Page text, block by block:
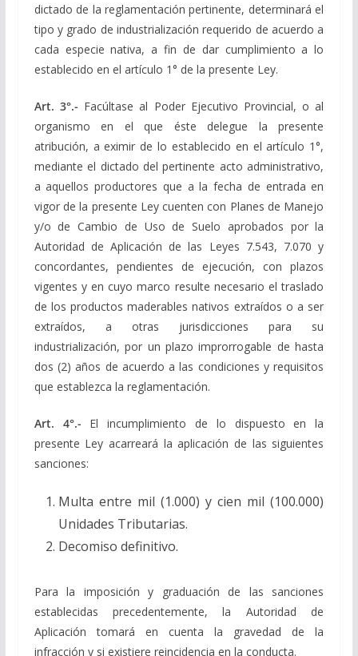
dictado de la reglamentación pertinente, determinará el
tipo y grado de industrialización requerido de acuerdo a
cada especie nativa, a fin de dar cumplimiento a lo
establecido en el artículo 1° de la presente Ley.
Art. 3°.- Facúltase al Poder Ejecutivo Provincial, o al
organismo en el que éste delegue la presente
atribución, a eximir de lo establecido en el artículo 1°,
mediante el dictado del pertinente acto administrativo,
a aquellos productores que a la fecha de entrada en
vigor de la presente Ley cuenten con Planes de Manejo
y/o de Cambio de Uso de Suelo aprobados por la
Autoridad de Aplicación de las Leyes 7.543, 7.070 y
concordantes, pendientes de ejecución, con plazos
vigentes y en cuyo marco resulte necesario el traslado
de los productos maderables nativos extraídos o a ser
extraídos, a otras jurisdicciones para su
industrialización, por un plazo improrrogable de hasta
dos (2) años de acuerdo a las condiciones y requisitos
que establezca la reglamentación.
Art. 4°.- El incumplimiento de lo dispuesto en la
presente Ley acarreará la aplicación de las siguientes
sanciones:
Multa entre mil (1.000) y cien mil (100.000)
Unidades Tributarias.
Decomiso definitivo.
Para la imposición y graduación de las sanciones
establecidas precedentemente, la Autoridad de
Aplicación tomará en cuenta la gravedad de la
infracción y si existiere reincidencia en la conducta.